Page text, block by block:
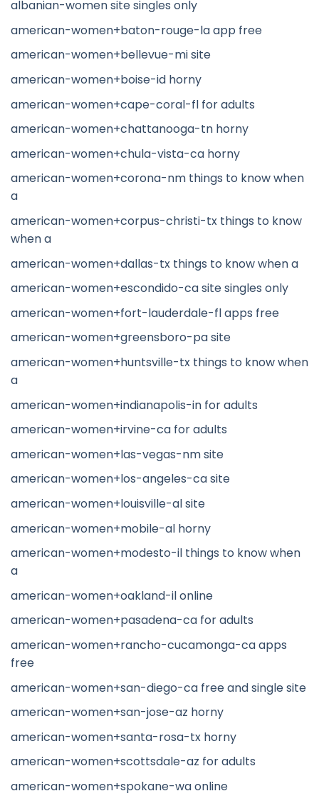
albanian-women site singles only
american-women+baton-rouge-la app free
american-women+bellevue-mi site
american-women+boise-id horny
american-women+cape-coral-fl for adults
american-women+chattanooga-tn horny
american-women+chula-vista-ca horny
american-women+corona-nm things to know when
a
american-women+corpus-christi-tx things to know
when a
american-women+dallas-tx things to know when a
american-women+escondido-ca site singles only
american-women+fort-lauderdale-fl apps free
american-women+greensboro-pa site
american-women+huntsville-tx things to know when
a
american-women+indianapolis-in for adults
american-women+irvine-ca for adults
american-women+las-vegas-nm site
american-women+los-angeles-ca site
american-women+louisville-al site
american-women+mobile-al horny
american-women+modesto-il things to know when
a
american-women+oakland-il online
american-women+pasadena-ca for adults
american-women+rancho-cucamonga-ca apps
free
american-women+san-diego-ca free and single site
american-women+san-jose-az horny
american-women+santa-rosa-tx horny
american-women+scottsdale-az for adults
american-women+spokane-wa online